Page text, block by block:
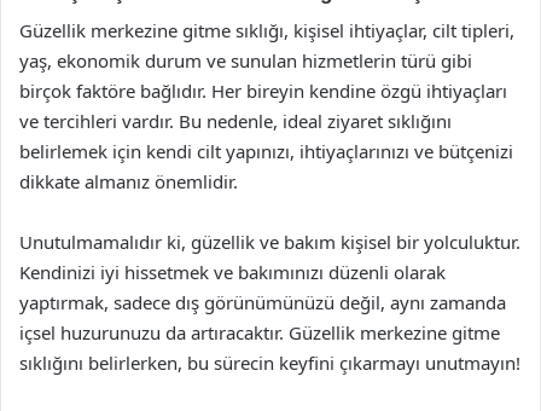
Güzellik merkezine gitme sıklığı, kişisel ihtiyaçlar, cilt tipleri,
yaş, ekonomik durum ve sunulan hizmetlerin türü gibi
birçok faktöre bağlıdır. Her bireyin kendine özgü ihtiyaçları
ve tercihleri vardır. Bu nedenle, ideal ziyaret sıklığını
belirlemek için kendi cilt yapınızı, ihtiyaçlarınızı ve bütçenizi
dikkate almanız önemlidir.
Unutulmamalıdır ki, güzellik ve bakım kişisel bir yolculuktur.
Kendinizi iyi hissetmek ve bakımınızı düzenli olarak
yaptırmak, sadece dış görünümünüzü değil, aynı zamanda
içsel huzurunuzu da artıracaktır. Güzellik merkezine gitme
sıklığını belirlerken, bu sürecin keyfini çıkarmayı unutmayın!